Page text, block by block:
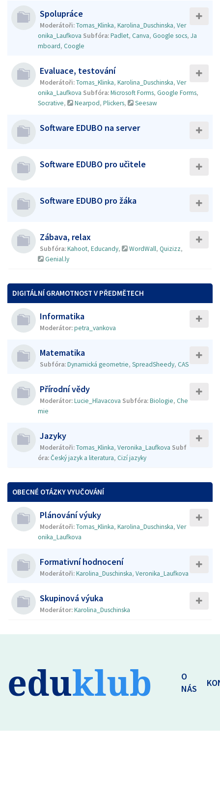
Spolupráce
Moderátoři:Tomas_Klinka, Karolina_Duschinska, Ver
onika_Laufkova Subfóra:Padlet, Canva, Google socs, Ja
mboard, Coogle
Evaluace, testování
Moderátoři:Tomas_Klinka, Karolina_Duschinska, Ver
onika_Laufkova Subfóra:Microsoft Forms, Google Forms,
Socrative, Nearpod, Plickers, Seesaw
Software EDUBO na server
Software EDUBO pro učitele
Software EDUBO pro žáka
Zábava, relax
Subfóra:Kahoot, Educandy, WordWall, Quizizz,
Genial.ly
DIGITÁLNÍ GRAMOTNOST V PŘEDMĚTECH
Informatika
Moderátor:petra_vankova
Matematika
Subfóra:Dynamická geometrie, SpreadSheedy, CAS
Přírodní vědy
Moderátor:Lucie_Hlavacova Subfóra:Biologie, Che
mie
Jazyky
Moderátoři:Tomas_Klinka, Veronika_Laufkova Subf
óra:Český jazyk a literatura, Cizí jazyky
OBECNÉ OTÁZKY VYUČOVÁNÍ
Plánování výuky
Moderátoři:Tomas_Klinka, Karolina_Duschinska, Ver
onika_Laufkova
Formativní hodnocení
Moderátoři:Karolina_Duschinska, Veronika_Laufkova
Skupinová výuka
Moderátor:Karolina_Duschinska
eduklub
O
NÁS